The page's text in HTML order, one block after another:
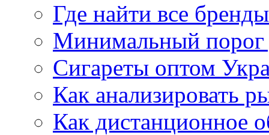
Где найти все
Минимальный порог
Сигареты оптом
Как анализировать
Как дистанционное